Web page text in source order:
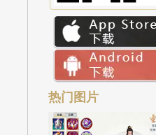
热门图片